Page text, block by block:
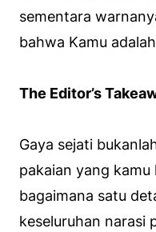
sementara
bahwa Kamu
The Editor’s
Gaya sejati
pakaian yang
bagaimana satu
keseluruhan narasi